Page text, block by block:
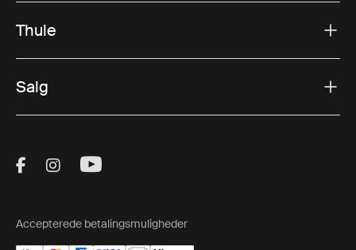
Thule
Salg
Visit Thule on Facebook (external link)
Visit Thule on Instagram (external link)
Visit Thule on Youtube (external
Accepterede betalingsmuligheder